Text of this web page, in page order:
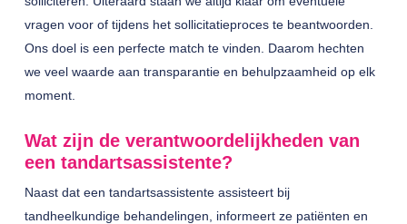
vragen voor of tijdens het sollicitatieproces te beantwoorden.
Ons doel is een perfecte match te vinden. Daarom hechten
we veel waarde aan transparantie en behulpzaamheid op elk
moment.
Wat zijn de verantwoordelijkheden van
een tandartsassistente?
Naast dat een tandartsassistente assisteert bij
tandheelkundige behandelingen, informeert ze patiënten en